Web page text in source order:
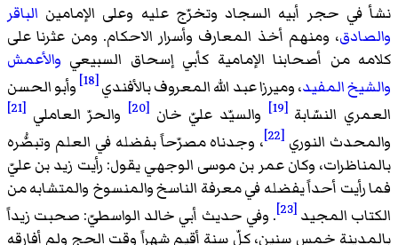
نشأ في حجر أبيه السجاد وتخرّج عليه وعلى الإمامين الباقر
والصادق، ومنهم أخذ المعارف وأسرار الاحكام. ومن عثرنا على
كلامه من أصحابنا الإمامية كأبي إسحاق السبيعي والأعمش
والشيخ المفيد، وميرزا عبد الله المعروف بالأفندي[18]
وأبو الحسن
العمري النسّابة[19] والسيّد عليّ خان [20] والحرّ العاملي [21]
والمحدث النوري [22]
، وجدناه مصرّحاً بفضله في العلم وتبصُّره
بالمناظرات، وكان عمر بن موسى الوجهي يقول: رأيت زيد بن عليّ
فما رأيت أحداً يفضله في معرفة الناسخ والمنسوخ والمتشابه من
الكتاب المجيد[23]
. وفي حديث أبي خالد الواسطيّ: صحبت زيداً
بالمدينة خمس سنين، كلّ سنة أقيم شهراً وقت الحج ولم أفارقه